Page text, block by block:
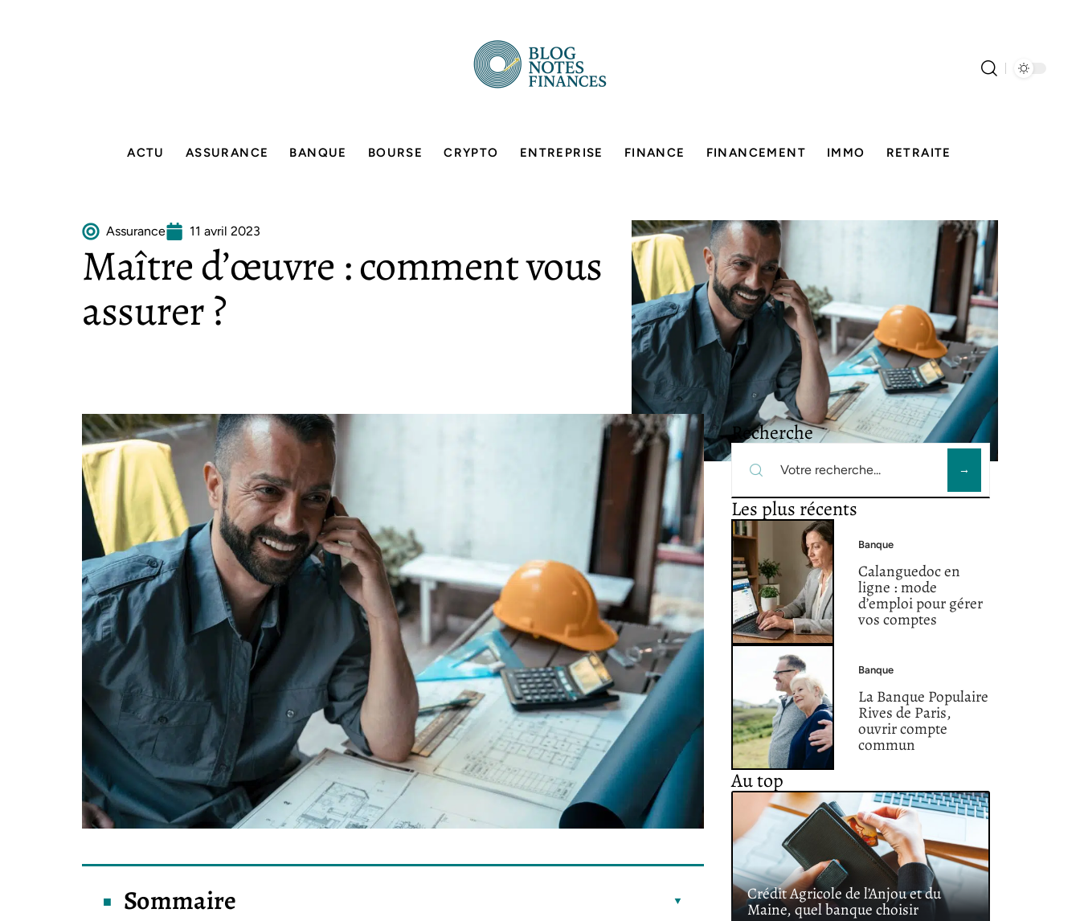
ACTU ASSURANCE BANQUE BOURSE CRYPTO ENTREPRISE FINANCE FINANCEMENT IMMO RETRAITE
Assurance 11 avril 2023
Maître d’œuvre : comment vous
assurer ?
Sommaire
Recherche
Les plus récents
Banque
Calanguedoc en
ligne : mode
d’emploi pour gérer
vos comptes
Banque
La Banque Populaire
Rives de Paris,
ouvrir compte
commun
Au top
Crédit Agricole de l’Anjou et du
Maine, quel banque choisir